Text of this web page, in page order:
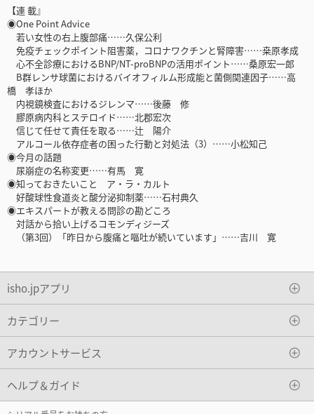
【連 載』
◉One Point Advice
若い女性の右上腹部痛……久保公利
免疫チェックポイント阻害薬，コロナワクチンと腎障害……桒原孝成
心不全診療におけるBNP/NT-proBNPの活用ポイント……桑原宏一郎
B群レンサ球菌におけるバイオフィルム形成能と菌側関連因子……高
橋 孝ほか
内視鏡検査におけるジレンマ……後藤 修
膠原病内科とステロイド……北郡宏次
信じて任せて責任を取る……辻 陽介
アルコール依存症者の困った行動と対処法（3）……小松知己
◉今月の話題
尿崩症の名称変更……有馬 寛
◉知っておきたいこと ア・ラ・カルト
好酸球性食道炎と酸分泌抑制薬……石村典久
◉エキスパートが教える問診の勘どころ
対話から拾い上げるコモンディジーズ
（第3回）「昨日から腹痛と嘔吐が続いています」……吉川 寛
isho.jpアプリ
カテゴリー
アカウントサービス
ヘルプ＆ガイド